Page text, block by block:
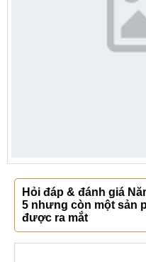
Hỏi đáp & đánh giá
5 nhưng còn một sản
được ra mắt